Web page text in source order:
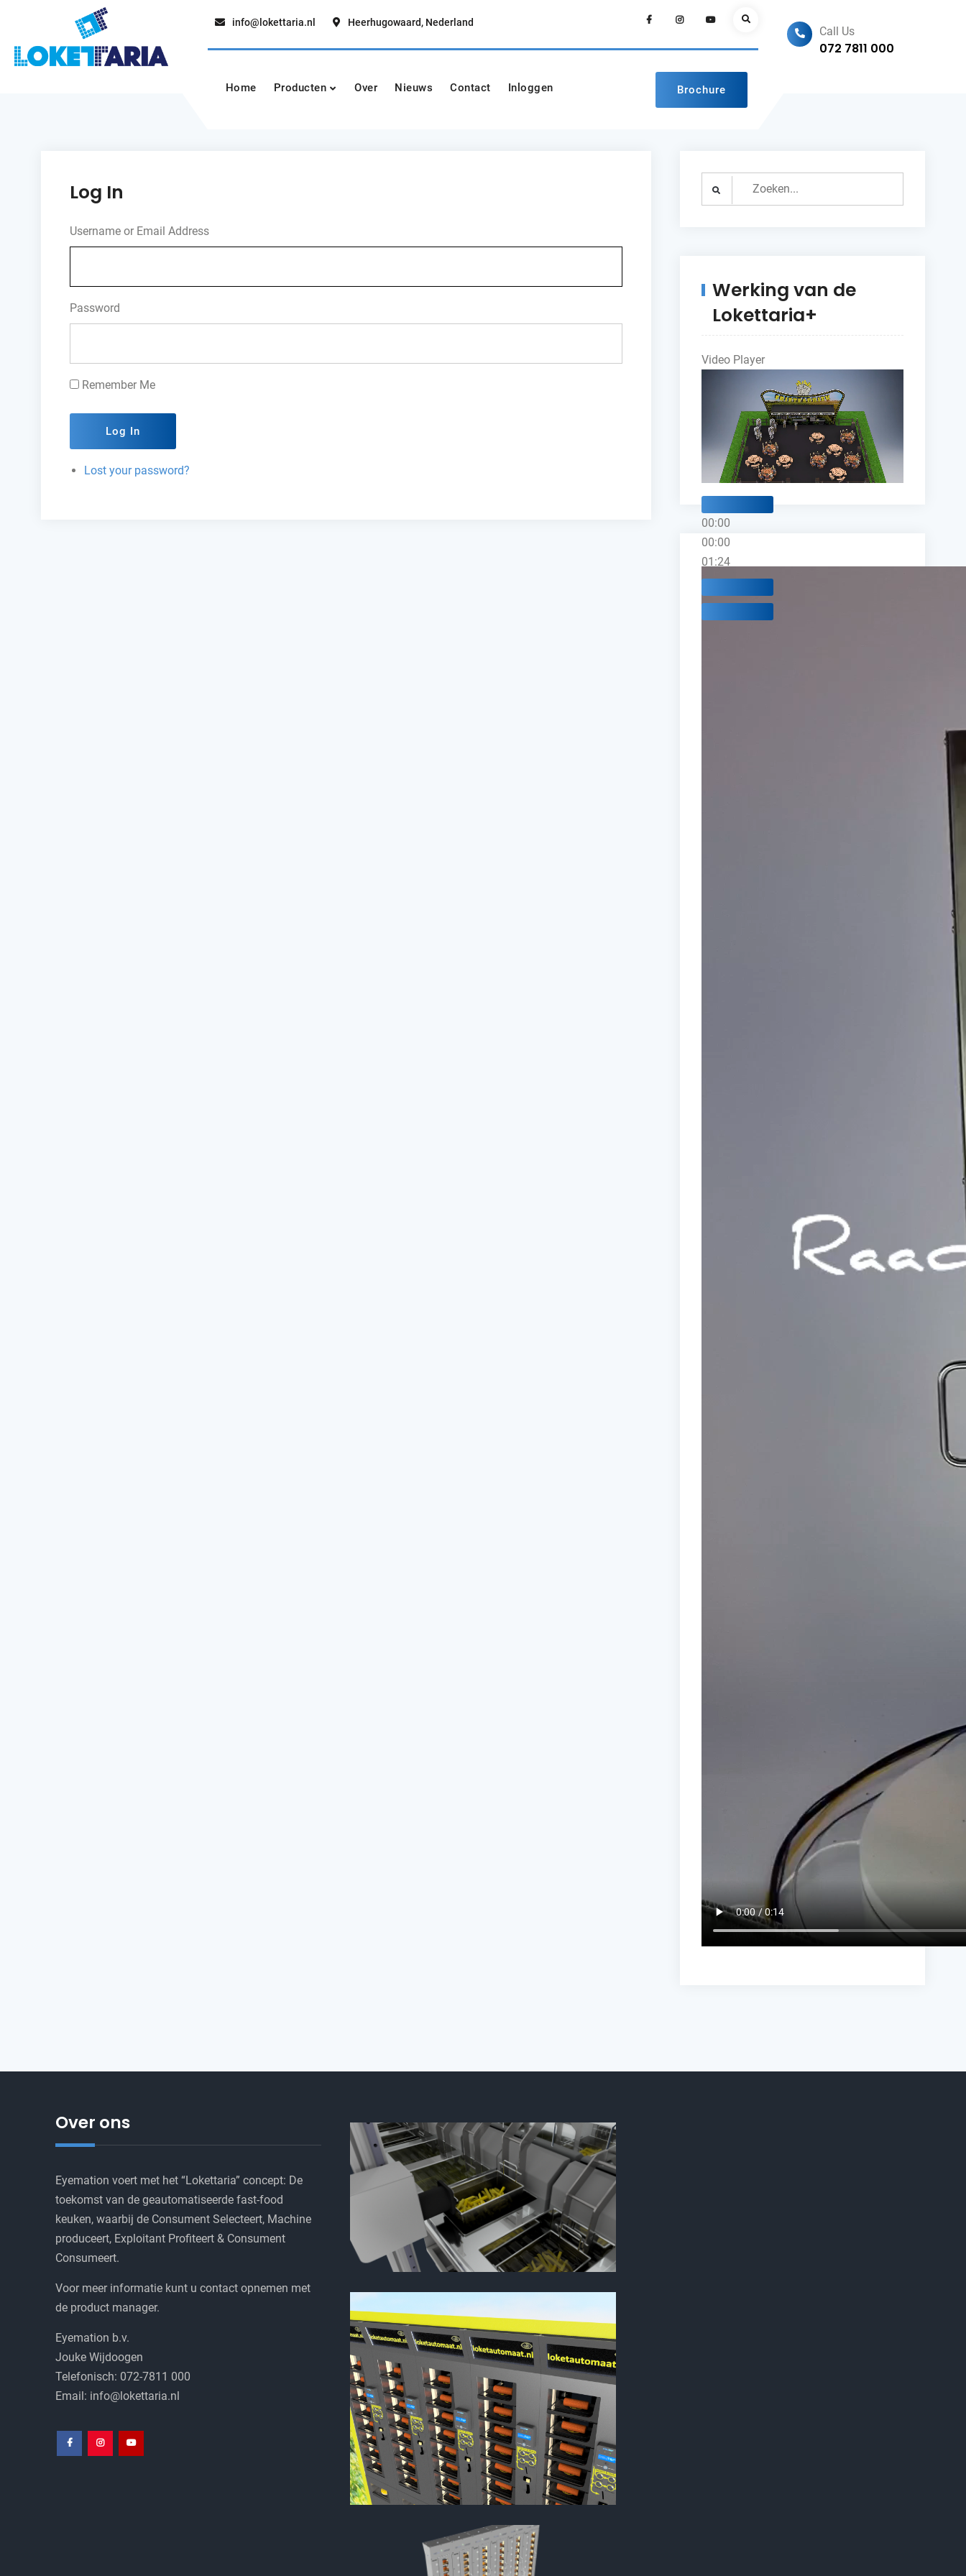
content
Loketautomaat
Lokettaria+
info@lokettaria.nl Heerhugowaard, Nederland FacebookInstagramYoutubeSearch
Home Producten Over Nieuws Contact Inloggen Brochure
Call Us
072 7811 000
Log In
Username or Email Address
Password
Remember Me
Log In
Lost your password?
Werking van de
Lokettaria+
Video Player
00:00
00:00
01:24
Over ons
Eyemation voert met het “Lokettaria” concept: De
toekomst van de geautomatiseerde fast-food
keuken, waarbij de Consument Selecteert, Machine
produceert, Exploitant Profiteert & Consument
Consumeert.
Voor meer informatie kunt u contact opnemen met
de product manager.
Eyemation b.v.
Jouke Wijdoogen
Telefonisch: 072-7811 000
Email: info@lokettaria.nl